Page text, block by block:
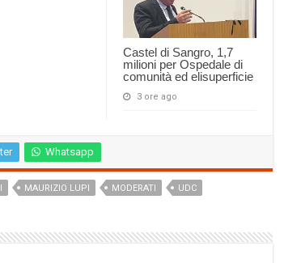
Castel di Sangro, 1,7
milioni per Ospedale di
comunità ed elisuperficie
3 ore ago
Whatsapp
MAURIZIO LUPI MODERATI UDC